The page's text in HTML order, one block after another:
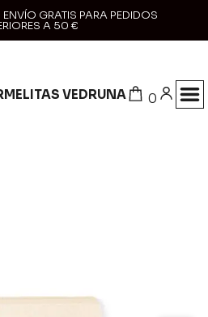
GRATIS PARA PEDIDOS
A 50 €
VEDRUNA 0